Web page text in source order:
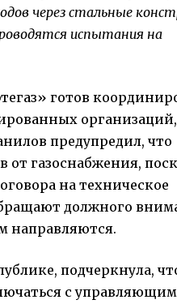
через стальные
испытания на
готов
предупредил, что
от газоснабжения,
на техническое
должного
направляются.
подчеркнула,
с